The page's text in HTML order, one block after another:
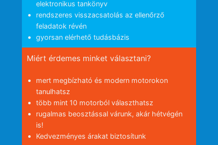
elektronikus tankönyv
rendszeres visszacsatolás az ellenőrző
feladatok révén
gyorsan elérhető tudásbázis
Miért érdemes minket választani?
mert megbízható és modern motorokon
tanulhatsz
több mint 10 motorból választhatsz
rugalmas beosztással várunk, akár hétvégén
is!
Kedvezményes árakat biztosítunk